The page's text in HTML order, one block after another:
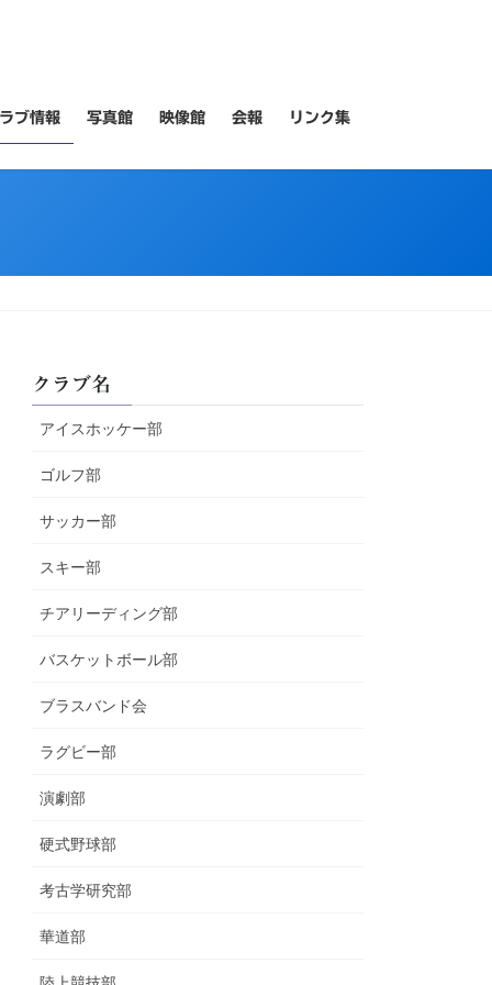
ブ情報 写真館 映像館 会報 リンク集
クラブ名
アイスホッケー部
ゴルフ部
サッカー部
スキー部
チアリーディング部
バスケットボール部
ブラスバンド会
ラグビー部
演劇部
硬式野球部
考古学研究部
華道部